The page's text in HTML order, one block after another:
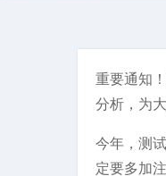
重要通知
分析，为
今年，测
定要多加注